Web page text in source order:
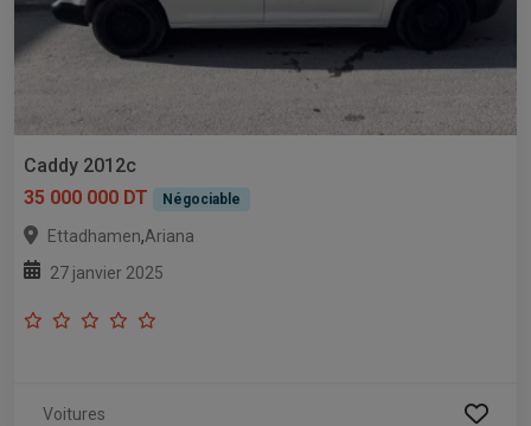
Caddy 2012c
35 000 000 DT
Négociable
Ettadhamen,Ariana
27 janvier 2025
Voitures